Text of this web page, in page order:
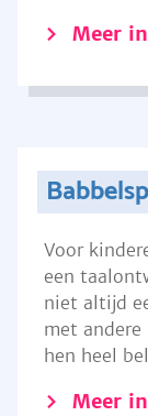
Meer
Voor
een
niet altijd
met
hen heel
Meer